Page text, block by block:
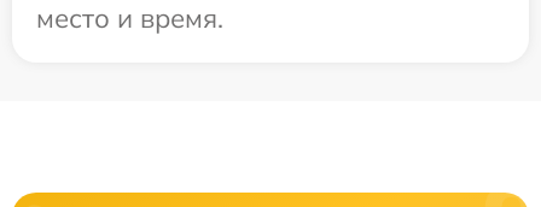
место и время.